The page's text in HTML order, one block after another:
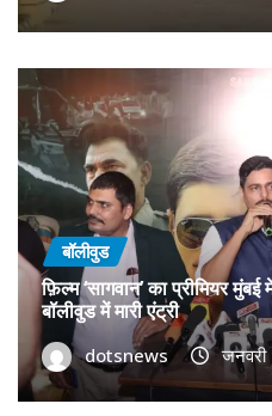
बॉलीवुड
फ़िल्म ‘सागवान’ का प्रीमियर
बॉलीवुड में मारी एंट्री
dotsnews